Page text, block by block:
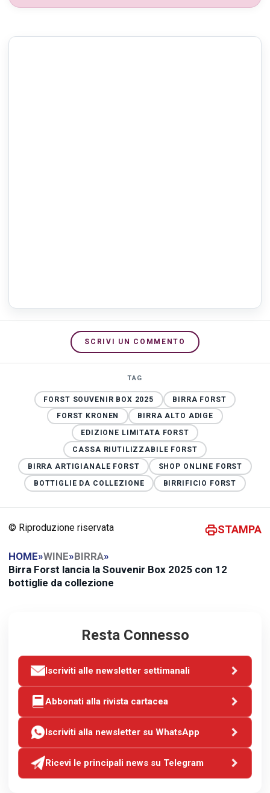
SCRIVI UN COMMENTO
TAG
FORST SOUVENIR BOX 2025
BIRRA FORST
FORST KRONEN
BIRRA ALTO ADIGE
EDIZIONE LIMITATA FORST
CASSA RIUTILIZZABILE FORST
BIRRA ARTIGIANALE FORST
SHOP ONLINE FORST
BOTTIGLIE DA COLLEZIONE
BIRRIFICIO FORST
© Riproduzione riservata STAMPA
HOME»WINE»BIRRA»
Birra Forst lancia la Souvenir Box 2025 con 12
bottiglie da collezione
Resta Connesso
Iscriviti alle newsletter settimanali
Abbonati alla rivista cartacea
Iscriviti alla newsletter su WhatsApp
Ricevi le principali news su Telegram